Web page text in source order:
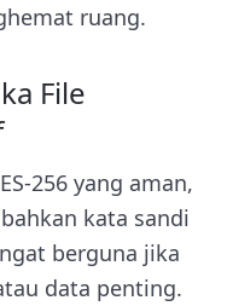
ruang.
File
256 yang aman,
kata sandi
berguna jika
data penting.